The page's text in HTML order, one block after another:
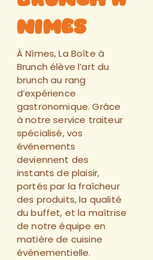
Nimes
À Nîmes, La Boîte à
Brunch élève l’art du
brunch au rang
d’expérience
gastronomique. Grâce
à notre service traiteur
spécialisé, vos
événements
deviennent des
instants de plaisir,
portés par la fraîcheur
des produits, la qualité
du buffet, et la maîtrise
de notre équipe en
matière de cuisine
événementielle.